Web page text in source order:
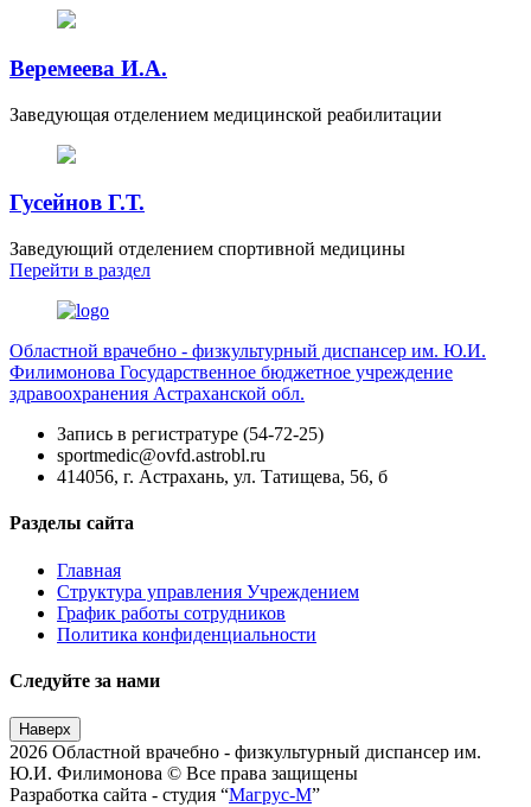
Веремеева И.А.
Заведующая отделением медицинской реабилитации
Гусейнов Г.Т.
Заведующий отделением спортивной медицины
Перейти в раздел
Областной врачебно - физкультурный диспансер им. Ю.И.
Филимонова Государственное бюджетное учреждение
здравоохранения Астраханской обл.
Запись в регистратуре (54-72-25)
sportmedic@ovfd.astrobl.ru
414056, г. Астрахань, ул. Татищева, 56, б
Разделы сайта
Главная
Структура управления Учреждением
График работы сотрудников
Политика конфиденциальности
Следуйте за нами
Наверх
2026 Областной врачебно - физкультурный диспансер им.
Ю.И. Филимонова © Все права защищены
Разработка сайта - студия “Магрус-М”